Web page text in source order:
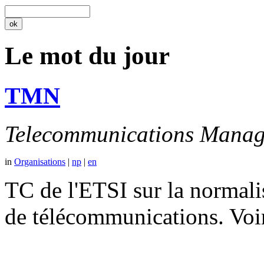
Le mot du jour
TMN
Telecommunications
in Organisations | np | en
TC de l'ETSI sur la
de télécommunications.